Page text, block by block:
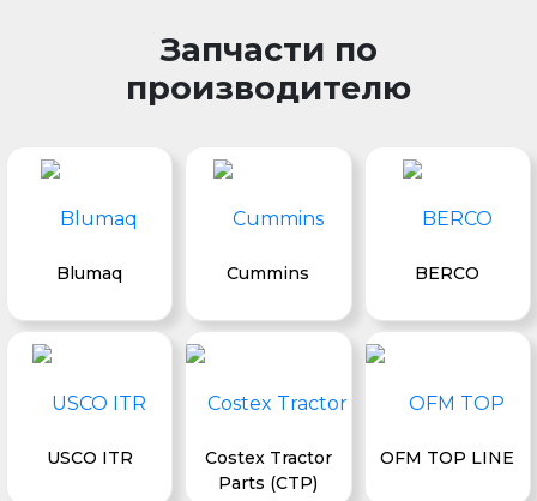
Запчасти по
производителю
Blumaq Cummins BERCO
USCO ITR
Costex Tractor
Parts (CTP)
OFM TOP LINE